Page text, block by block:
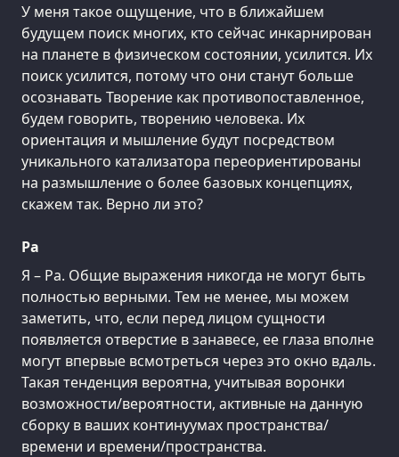
У меня такое ощущение, что в ближайшем
будущем поиск многих, кто сейчас инкарнирован
на планете в физическом состоянии, усилится. Их
поиск усилится, потому что они станут больше
осознавать Творение как противопоставленное,
будем говорить, творению человека. Их
ориентация и мышление будут посредством
уникального катализатора переориентированы
на размышление о более базовых концепциях,
скажем так. Верно ли это?
Ра
Я – Ра. Общие выражения никогда не могут быть
полностью верными. Тем не менее, мы можем
заметить, что, если перед лицом сущности
появляется отверстие в занавесе, ее глаза вполне
могут впервые всмотреться через это окно вдаль.
Такая тенденция вероятна, учитывая воронки
возможности/вероятности, активные на данную
сборку в ваших континуумах пространства/
времени и времени/пространства.